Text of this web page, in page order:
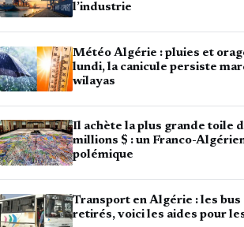
l’industrie
Météo Algérie : pluies et
lundi, la canicule persiste
wilayas
Il achète la plus grande toile
millions $ : un Franco-
polémique
Transport en Algérie : les bus
retirés, voici les aides pour